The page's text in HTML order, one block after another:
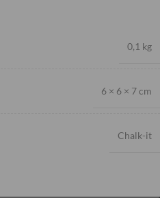
0,1 kg
6 × 6 × 7 cm
Chalk-it